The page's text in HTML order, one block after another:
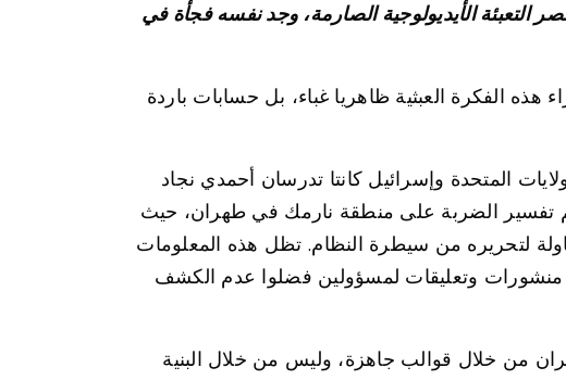
التعبئة الأيديولوجية الصارمة، وجد نفسه فجأة في
الفكرة العبثية ظاهريا غباء، بل حسابات باردة
المتحدة وإسرائيل كانتا تدرسان أحمدي نجاد
تفسير الضربة على منطقة نارمك في طهران، حيث
لتحريره من سيطرة النظام. تظل هذه المعلومات
منشورات وتعليقات لمسؤولين فضلوا عدم الكشف
من خلال قوالب جاهزة، وليس من خلال البنية